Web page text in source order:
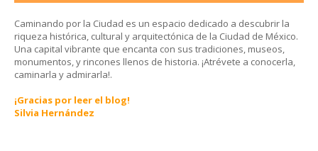
Caminando por la Ciudad es un espacio dedicado a descubrir la
riqueza histórica, cultural y arquitectónica de la Ciudad de México.
Una capital vibrante que encanta con sus tradiciones, museos,
monumentos, y rincones llenos de historia. ¡Atrévete a conocerla,
caminarla y admirarla!.
¡Gracias por leer el blog!
Silvia Hernández